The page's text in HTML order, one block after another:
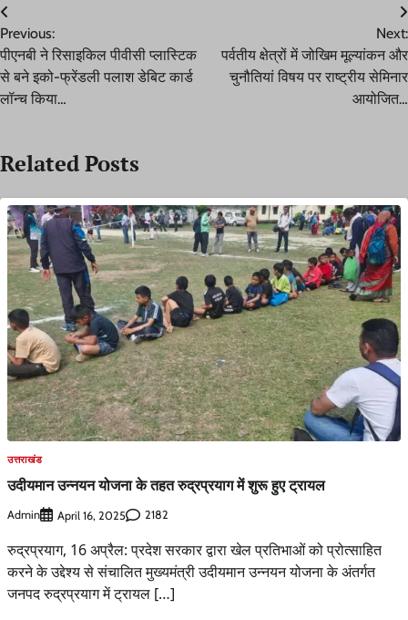
Post
navigation
Previous:
पीएनबी ने रिसाइकिल पीवीसी प्लास्टिक
से बने इको-फ्रेंडली पलाश डेबिट कार्ड
लॉन्च किया…
Next:
पर्वतीय क्षेत्रों में जोखिम मूल्यांकन और
चुनौतियां विषय पर राष्ट्रीय सेमिनार
आयोजित…
Related Posts
उत्तराखंड
उदीयमान उन्नयन योजना के तहत रुद्रप्रयाग में शुरू हुए ट्रायल
Admin April 16, 2025 2182
रुद्रप्रयाग, 16 अप्रैल: प्रदेश सरकार द्वारा खेल प्रतिभाओं को प्रोत्साहित
करने के उद्देश्य से संचालित मुख्यमंत्री उदीयमान उन्नयन योजना के अंतर्गत
जनपद रुद्रप्रयाग में ट्रायल […]